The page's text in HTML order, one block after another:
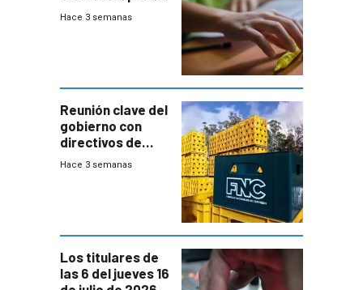
la búsqueda
Hace 3 semanas
Reunión clave del
gobierno con
directivos de
Fábricas
Hace 3 semanas
Los titulares de
las 6 del jueves 16